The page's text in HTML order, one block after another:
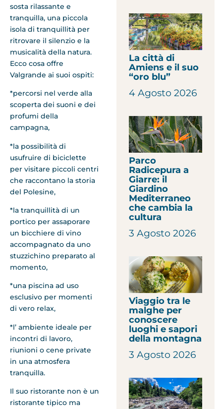
sosta rilassante e
tranquilla, una piccola
isola di tranquillità per
ritrovare il silenzio e la
musicalità della natura.
Ecco cosa offre
Valgrande ai suoi ospiti:
*percorsi nel verde alla
scoperta dei suoni e dei
profumi della
campagna,
*la possibilità di
usufruire di biciclette
per visitare piccoli centri
che raccontano la storia
del Polesine,
*la tranquillità di un
portico per assaporare
un bicchiere di vino
accompagnato da uno
stuzzichino preparato al
momento,
*una piscina ad uso
esclusivo per momenti
di vero relax,
*l’ ambiente ideale per
incontri di lavoro,
riunioni o cene private
in una atmosfera
tranquilla.
Il suo ristorante non è un
ristorante tipico ma
La città di
Amiens e il suo
“oro blu”
4 Agosto 2026
Parco
Radicepura a
Giarre: il
Giardino
Mediterraneo
che cambia la
cultura
3 Agosto 2026
Viaggio tra le
malghe per
conoscere
luoghi e sapori
della montagna
3 Agosto 2026